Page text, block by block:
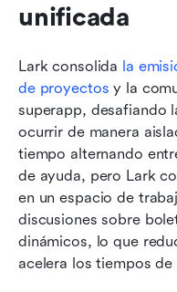
unificada
Lark consolida la
de proyectos y la
superapp, desafiando
ocurrir de manera
tiempo alternando
de ayuda, pero Lark
en un espacio de
discusiones sobre
dinámicos, lo que
acelera los tiempos